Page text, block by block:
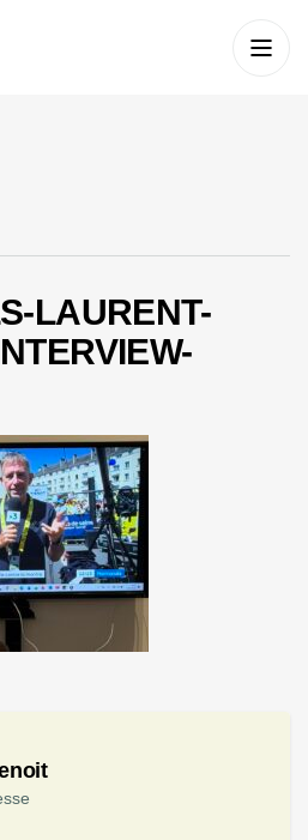
LAURENT-